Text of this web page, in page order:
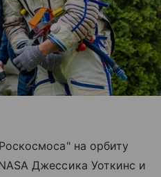
на орбиту
Джессика Уоткинс и